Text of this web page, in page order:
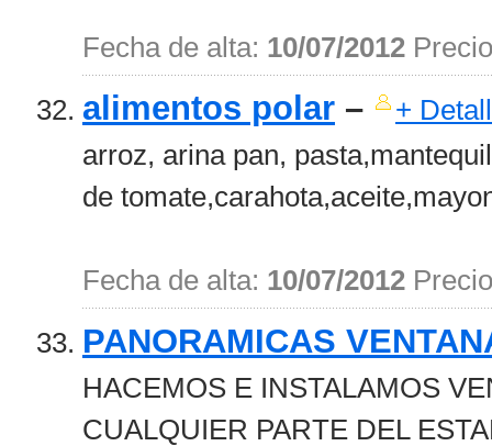
Fecha de alta: 10/07/2012
alimentos polar – +
arroz, arina pan,
de
Fecha de alta: 10/07/2012
PANORAMICAS
HACEMOS E INSTALAMOS
CUALQUIER PARTE DEL